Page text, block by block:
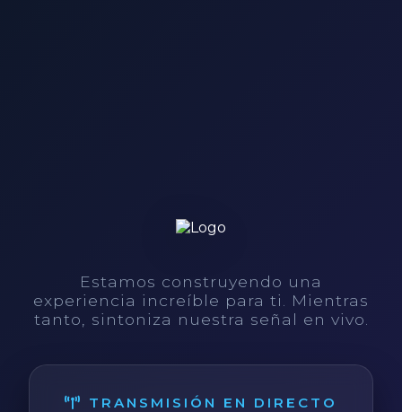
Estamos construyendo una
experiencia increíble para ti. Mientras
tanto, sintoniza nuestra señal en vivo.
TRANSMISIÓN EN DIRECTO